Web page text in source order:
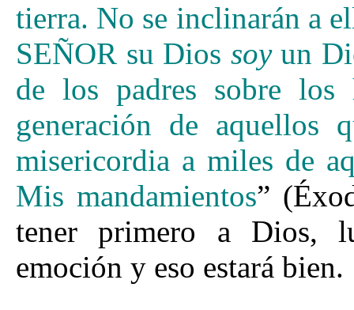
tierra. No se inclinarán a
SEÑOR su Dios soyun
de los padres sobre
generación de aquellos
misericordia a miles de
Mis mandamientos”
tener primero a Dios,
emoción y eso estará bien.